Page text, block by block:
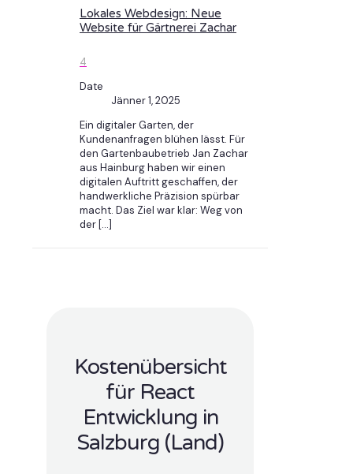
Lokales Webdesign: Neue
Website für Gärtnerei Zachar
4
Date
Jänner 1, 2025
Ein digitaler Garten, der
Kundenanfragen blühen lässt. Für
den Gartenbaubetrieb Jan Zachar
aus Hainburg haben wir einen
digitalen Auftritt geschaffen, der
handwerkliche Präzision spürbar
macht. Das Ziel war klar: Weg von
der […]
Kostenübersicht
für React
Entwicklung in
Salzburg (Land)